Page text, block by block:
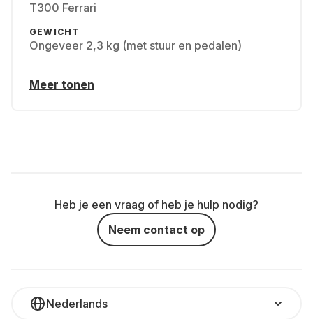
T300 Ferrari
GEWICHT
Ongeveer 2,3 kg (met stuur en pedalen)
Meer tonen
Heb je een vraag of heb je hulp nodig?
Neem contact op
Nederlands